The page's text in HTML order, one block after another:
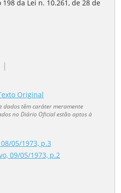
da Lei n. 10.261, de 28 de
|
Original
dados têm caráter meramente
no Diário Oficial estão aptos à
05/1973, p.3
09/05/1973, p.2